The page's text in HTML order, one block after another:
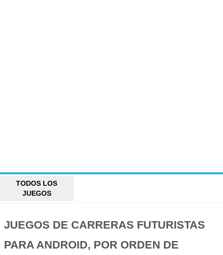
TODOS LOS
JUEGOS
JUEGOS DE CARRERAS FUTURISTAS
PARA ANDROID, POR ORDEN DE